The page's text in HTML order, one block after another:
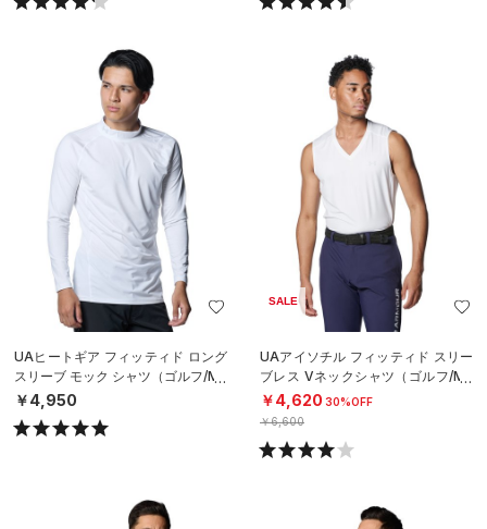
UAヒートギア フィッティド ロング
スリーブ モック シャツ（ゴルフ/ME
N）
￥4,950
SALE
UAアイソチル フィッティド スリー
ブレス Vネックシャツ（ゴルフ/ME
N）
￥4,620 30%OFF
￥6,600